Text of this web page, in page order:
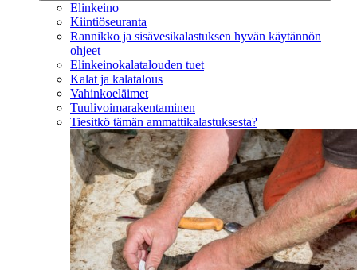
Elinkeino
Kiintiöseuranta
Rannikko ja sisävesikalastuksen hyvän käytännön
ohjeet
Elinkeinokalatalouden tuet
Kalat ja kalatalous
Vahinkoeläimet
Tuulivoimarakentaminen
Tiesitkö tämän ammattikalastuksesta?